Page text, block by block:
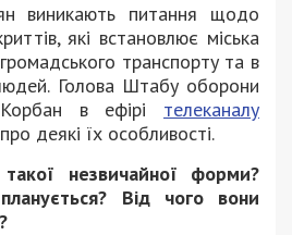
виникають питання щодо
які встановлює міська
транспорту та в
Голова Штабу оборони
в ефірі телеканалу
деякі їх особливості.
незвичайної форми?
Від чого вони